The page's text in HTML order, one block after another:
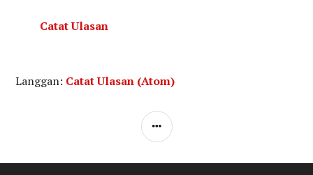
Catat Ulasan
Langgan: Catat Ulasan (Atom)
S
D